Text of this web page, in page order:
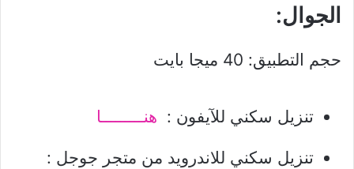
الجوال:
حجم التطبيق: 40 ميجا بايت
تنزيل سكني للآيفون : هنـــــــــا
تنزيل سكني للاندرويد من متجر جوجل :